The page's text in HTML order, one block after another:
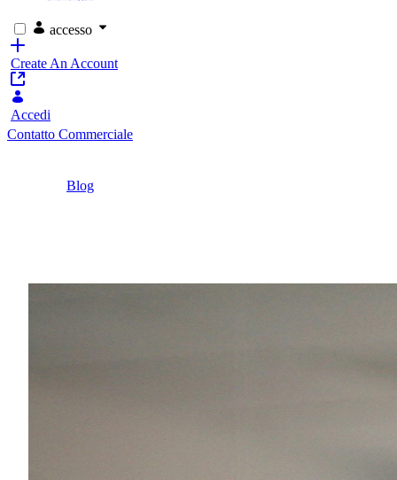
accesso
Create An Account
Accedi
Contatto Commerciale
Blog